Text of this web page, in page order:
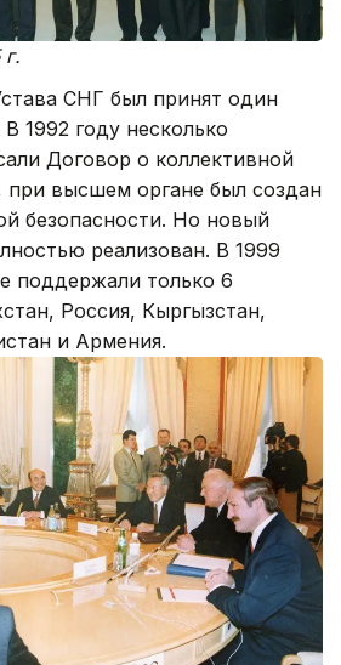
СНГ был принят один
1992 году несколько
Договор о коллективной
при высшем органе был создан
безопасности. Но новый
реализован. В 1999
поддержали только 6
Россия, Кыргызстан,
и Армения.